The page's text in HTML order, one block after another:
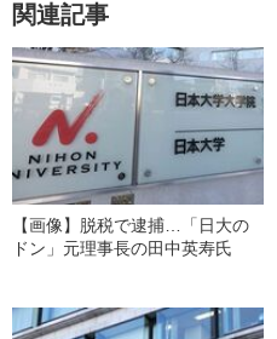
関連記事
【画像】脱税で逮捕…「日大の
ドン」元理事長の田中英寿氏